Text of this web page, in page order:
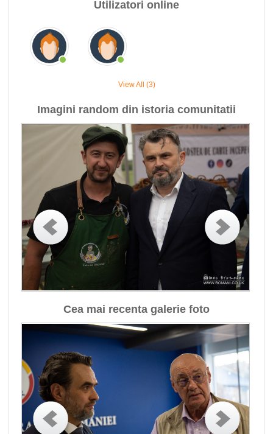
Utilizatori online
View All (3)
Imagini random din istoria comunitatii
Cea mai recenta galerie foto